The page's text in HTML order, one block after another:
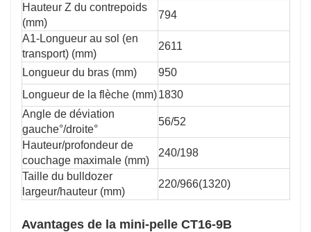
Hauteur Z du contrepoids
(mm)
794
A1-Longueur au sol (en
transport) (mm)
2611
Longueur du bras (mm)
950
Longueur de la flèche (mm)1830
Angle de déviation
gauche°/droite°
56/52
Hauteur/profondeur de
couchage maximale (mm)
240/198
Taille du bulldozer
largeur/hauteur (mm)
220/966(1320)
Avantages de la mini-pelle CT16-9B